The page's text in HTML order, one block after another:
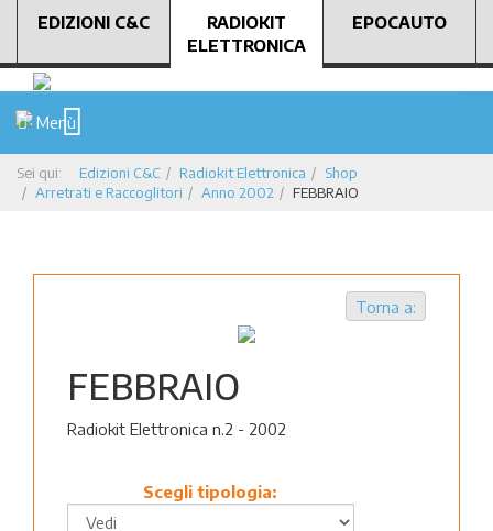
EDIZIONI C&C
RADIOKIT
ELETTRONICA
EPOCAUTO
Menù
Sei qui: Edizioni C&C Radiokit Elettronica
Shop
Arretrati e Raccoglitori
Anno 2002 FEBBRAIO
Torna a:
FEBBRAIO
Radiokit Elettronica n.2 - 2002
Scegli tipologia: